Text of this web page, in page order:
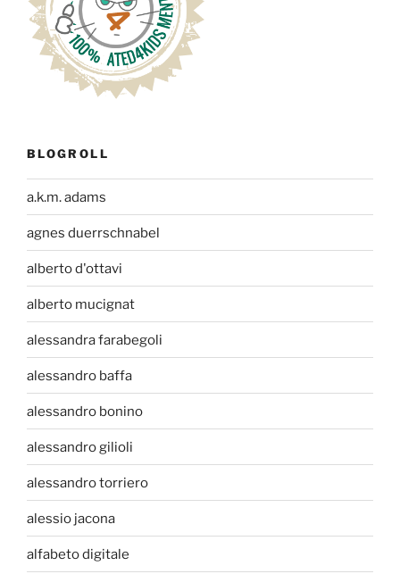
BLOGROLL
a.k.m. adams
agnes duerrschnabel
alberto d'ottavi
alberto mucignat
alessandra farabegoli
alessandro baffa
alessandro bonino
alessandro gilioli
alessandro torriero
alessio jacona
alfabeto digitale